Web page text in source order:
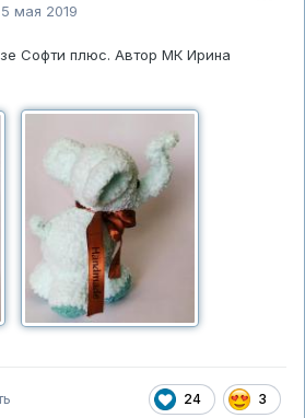
5 мая 2019
Софти плюс. Автор МК Ирина
24 3